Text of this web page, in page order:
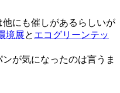
にも催しがあるらしいが
境展と エコグリーンテッ
が気になったのは言うま